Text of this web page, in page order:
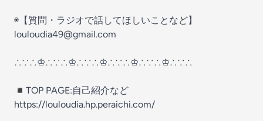
◉【質問・ラジオで話してほしいことなど】
louloudia49@gmail.com
∴∵∴♔∴∵∴♔∴∵∴♔∴∵∴♔∴∵∴♔∴∵∴
◾️TOP PAGE:自己紹介など
https://louloudia.hp.peraichi.com/